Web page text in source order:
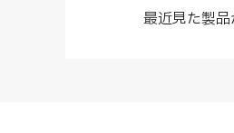
最近見た製品